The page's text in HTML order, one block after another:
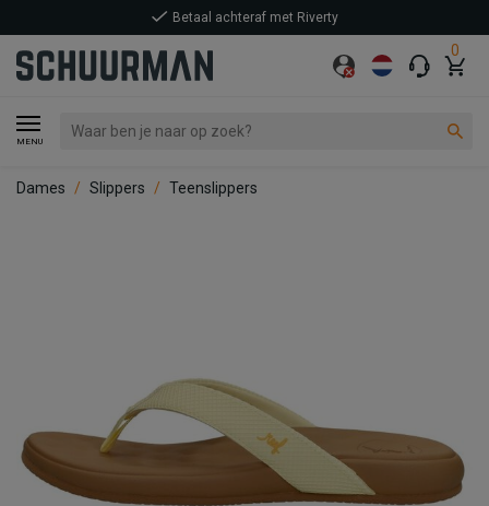
0
MENU
Betaal achteraf met Riverty
Dames Slippers Teenslippers